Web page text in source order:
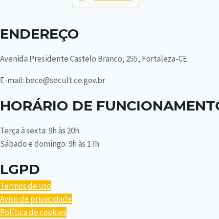
ENDEREÇO
Avenida Presidente Castelo Branco, 255, Fortaleza-CE
E-mail: bece@secult.ce.gov.br
HORÁRIO DE
Terça à sexta: 9h às 20h
Sábado e domingo: 9h às 17h
LGPD
Termos de uso
Aviso de privacidade
Política de cookies